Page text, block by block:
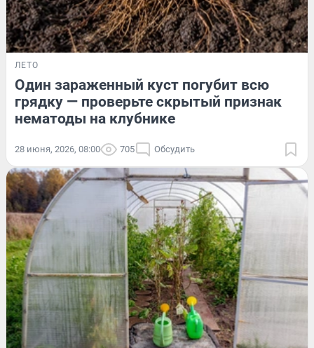
ЛЕТО
Один зараженный куст погубит всю
грядку — проверьте скрытый признак
нематоды на клубнике
28 июня, 2026, 08:00 705 Обсудить